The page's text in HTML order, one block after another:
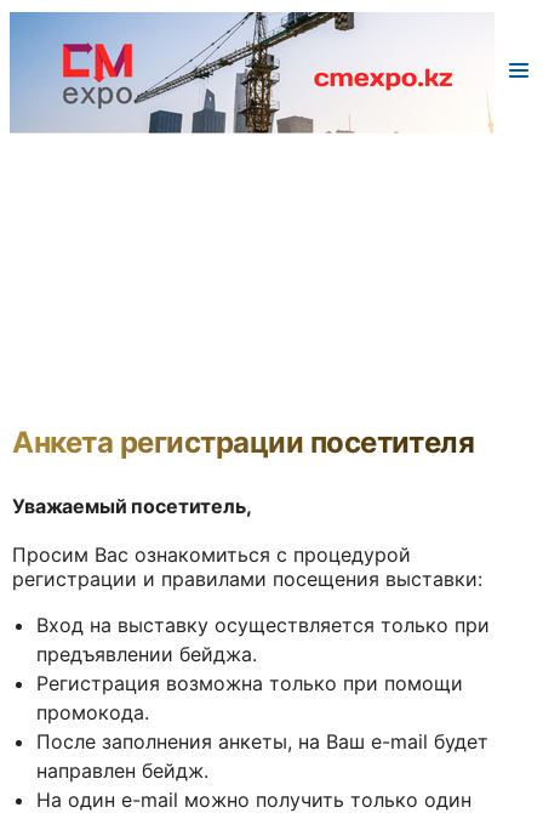
Анкета регистрации посетителя
Уважаемый посетитель,
Просим Вас ознакомиться с процедурой
регистрации и правилами посещения выставки:
Вход на выставку осуществляется только при
предъявлении бейджа.
Регистрация возможна только при помощи
промокода.
После заполнения анкеты, на Ваш e-mail будет
направлен бейдж.
На один e-mail можно получить только один